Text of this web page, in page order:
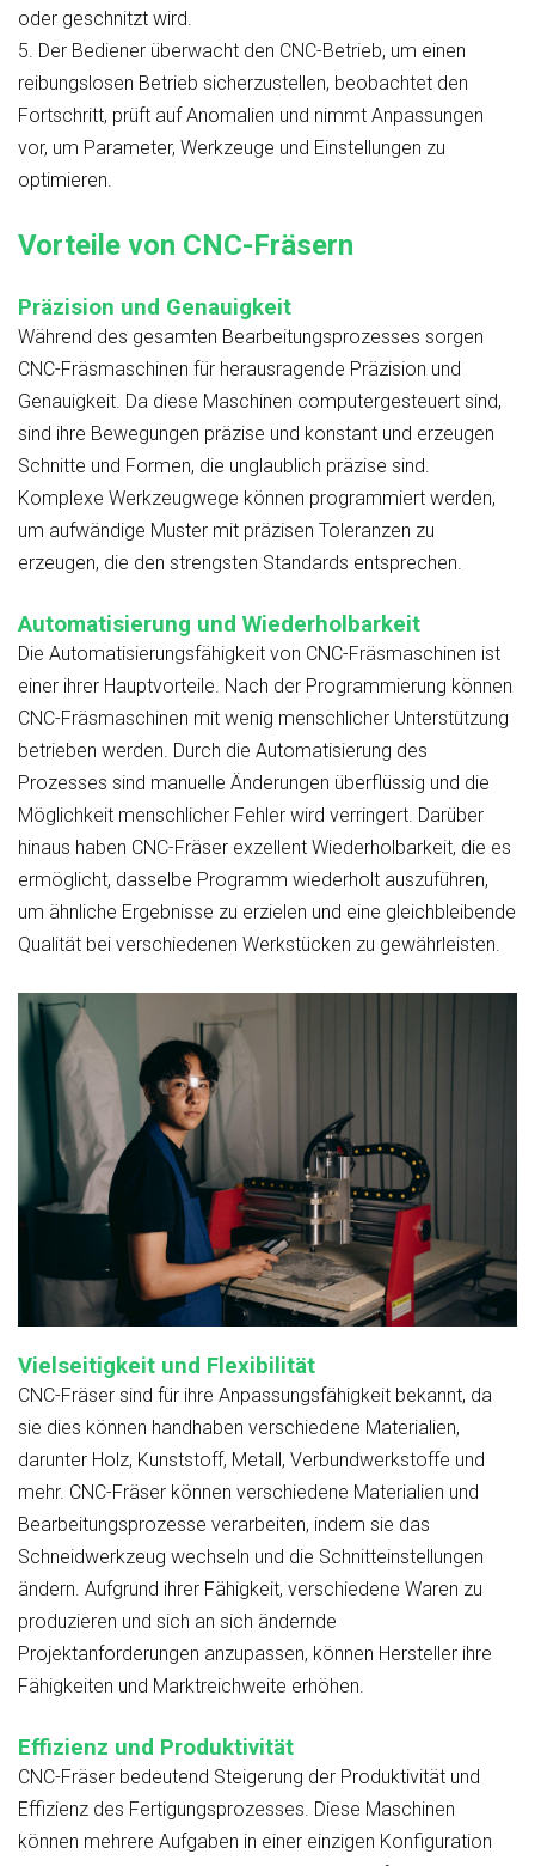
oder geschnitzt wird.
5. Der Bediener überwacht den CNC-Betrieb, um einen
reibungslosen Betrieb sicherzustellen, beobachtet den
Fortschritt, prüft auf Anomalien und nimmt Anpassungen
vor, um Parameter, Werkzeuge und Einstellungen zu
optimieren.
Vorteile von CNC-Fräsern
Präzision und Genauigkeit
Während des gesamten Bearbeitungsprozesses sorgen
CNC-Fräsmaschinen für herausragende Präzision und
Genauigkeit. Da diese Maschinen computergesteuert sind,
sind ihre Bewegungen präzise und konstant und erzeugen
Schnitte und Formen, die unglaublich präzise sind.
Komplexe Werkzeugwege können programmiert werden,
um aufwändige Muster mit präzisen Toleranzen zu
erzeugen, die den strengsten Standards entsprechen.
Automatisierung und Wiederholbarkeit
Die Automatisierungsfähigkeit von CNC-Fräsmaschinen ist
einer ihrer Hauptvorteile. Nach der Programmierung können
CNC-Fräsmaschinen mit wenig menschlicher Unterstützung
betrieben werden. Durch die Automatisierung des
Prozesses sind manuelle Änderungen überflüssig und die
Möglichkeit menschlicher Fehler wird verringert. Darüber
hinaus haben CNC-Fräser exzellent Wiederholbarkeit, die es
ermöglicht, dasselbe Programm wiederholt auszuführen,
um ähnliche Ergebnisse zu erzielen und eine gleichbleibende
Qualität bei verschiedenen Werkstücken zu gewährleisten.
Vielseitigkeit und Flexibilität
CNC-Fräser sind für ihre Anpassungsfähigkeit bekannt, da
sie dies können handhaben verschiedene Materialien,
darunter Holz, Kunststoff, Metall, Verbundwerkstoffe und
mehr. CNC-Fräser können verschiedene Materialien und
Bearbeitungsprozesse verarbeiten, indem sie das
Schneidwerkzeug wechseln und die Schnitteinstellungen
ändern. Aufgrund ihrer Fähigkeit, verschiedene Waren zu
produzieren und sich an sich ändernde
Projektanforderungen anzupassen, können Hersteller ihre
Fähigkeiten und Marktreichweite erhöhen.
Effizienz und Produktivität
CNC-Fräser bedeutend Steigerung der Produktivität und
Effizienz des Fertigungsprozesses. Diese Maschinen
können mehrere Aufgaben in einer einzigen Konfiguration